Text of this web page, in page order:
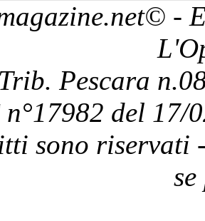
© -
Pescara
n°17982 del 17/
sono riservati